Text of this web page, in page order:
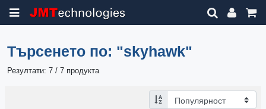
Търсенето по: "skyhawk"
Резултати: 7 / 7 продукта